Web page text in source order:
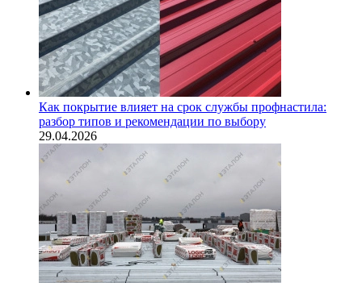
Как покрытие влияет на срок службы профнастила:
разбор типов и рекомендации по выбору
29.04.2026